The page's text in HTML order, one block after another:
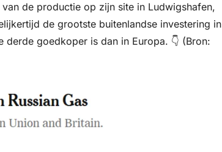
de productie op zijn site in Ludwigshafen,
de grootste buitenlandse investering in
goedkoper is dan in Europa. 👇 (Bron: